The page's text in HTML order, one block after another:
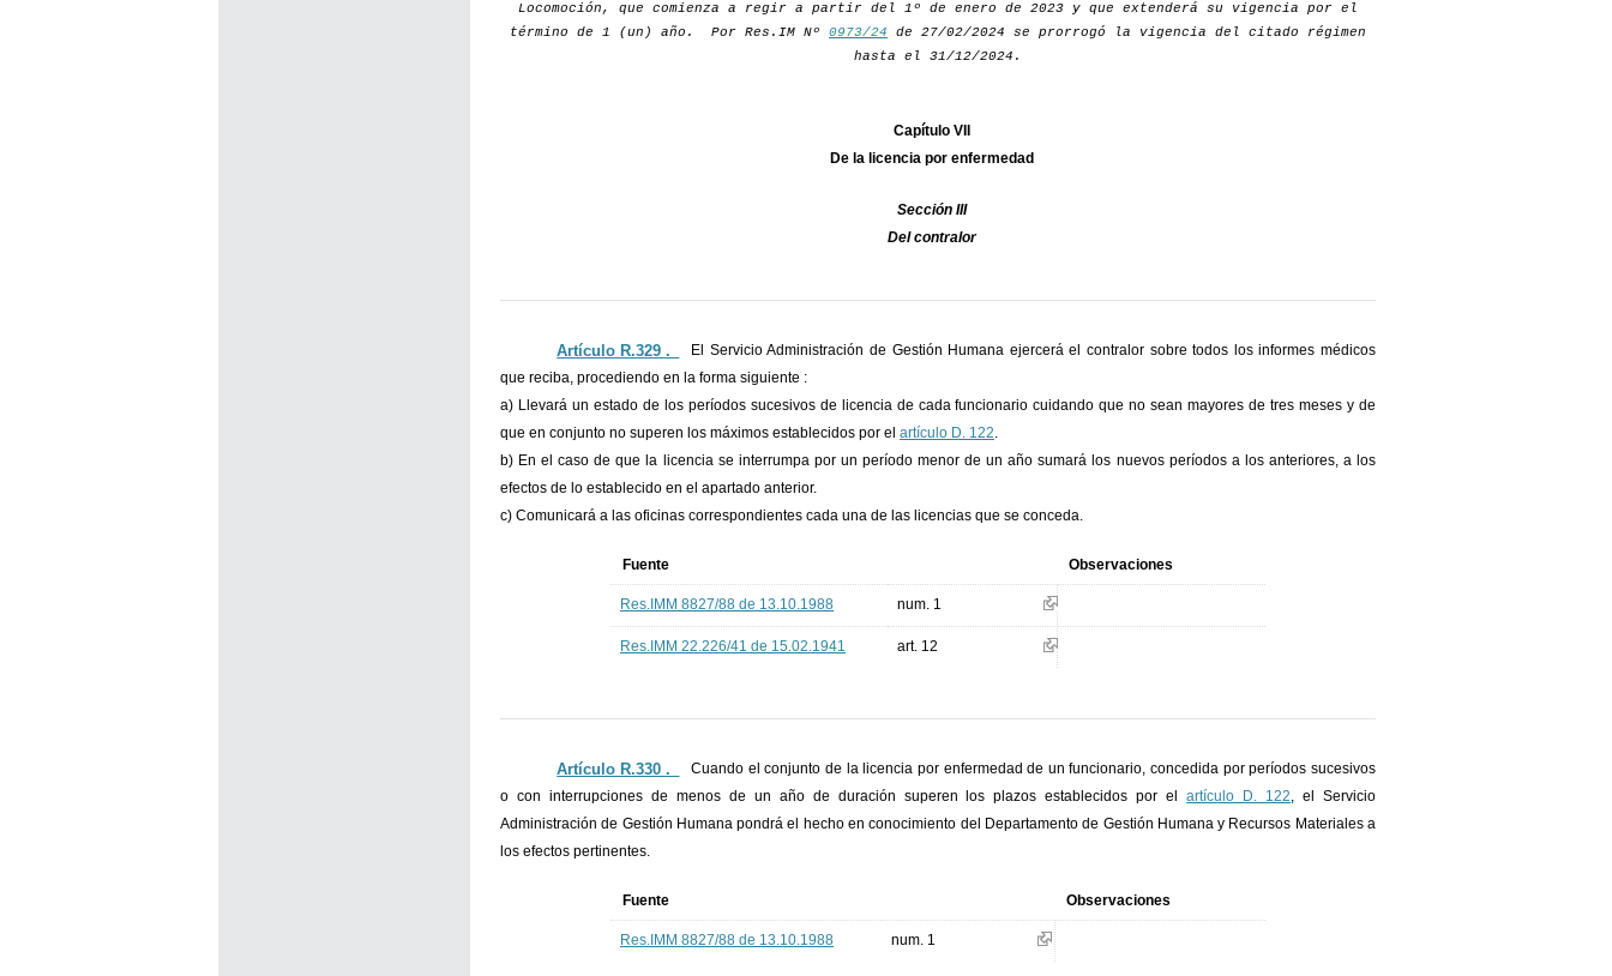
Locomoción, que comienza a regir a partir del 1º de enero de 2023 y que extenderá su vigencia por el
término de 1 (un) año. Por Res.IM Nº 0973/24 de 27/02/2024 se prorrogó la vigencia del citado régimen
hasta el 31/12/2024.
Capítulo VII
De la licencia por enfermedad
Sección III
Del contralor
Artículo R.329 ._
El Servicio Administración de Gestión Humana ejercerá el contralor sobre todos los informes médicos
que reciba, procediendo en la forma siguiente :
a) Llevará un estado de los períodos sucesivos de licencia de cada funcionario cuidando que no sean mayores de tres meses y de
que en conjunto no superen los máximos establecidos por el artículo D. 122.
b) En el caso de que la licencia se interrumpa por un período menor de un año sumará los nuevos períodos a los anteriores, a los
efectos de lo establecido en el apartado anterior.
c) Comunicará a las oficinas correspondientes cada una de las licencias que se conceda.
Fuente Observaciones
Res.IMM 8827/88 de 13.10.1988 num. 1
Res.IMM 22.226/41 de 15.02.1941 art. 12
Artículo R.330 ._
Cuando el conjunto de la licencia por enfermedad de un funcionario, concedida por períodos sucesivos
o con interrupciones de menos de un año de duración superen los plazos establecidos por elartículo D. 122, el Servicio
Administración de Gestión Humana pondrá el hecho en conocimiento del Departamento de Gestión Humana y Recursos Materiales a
los efectos pertinentes.
Fuente Observaciones
Res.IMM 8827/88 de 13.10.1988 num. 1